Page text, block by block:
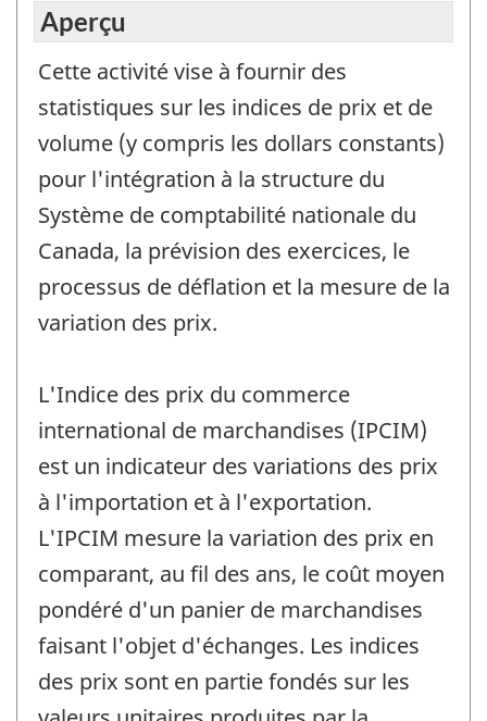
Aperçu
Cette activité vise à fournir des
statistiques sur les indices de prix et de
volume (y compris les dollars constants)
pour l'intégration à la structure du
Système de comptabilité nationale du
Canada, la prévision des exercices, le
processus de déflation et la mesure de la
variation des prix.
L'Indice des prix du commerce
international de marchandises (IPCIM)
est un indicateur des variations des prix
à l'importation et à l'exportation.
L'IPCIM mesure la variation des prix en
comparant, au fil des ans, le coût moyen
pondéré d'un panier de marchandises
faisant l'objet d'échanges. Les indices
des prix sont en partie fondés sur les